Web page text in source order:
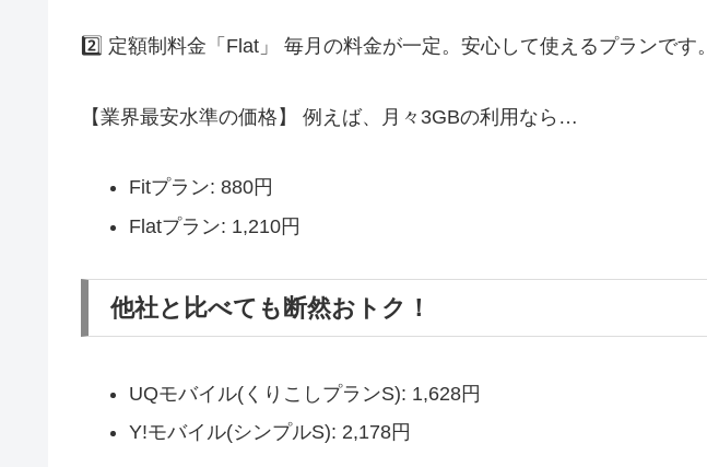
2️⃣ 定額制料金「Flat」 毎月の料金が一定。安心して使えるプランです。
【業界最安水準の価格】 例えば、月々3GBの利用なら…
Fitプラン: 880円
Flatプラン: 1,210円
他社と比べても断然おトク！
UQモバイル(くりこしプランS): 1,628円
Y!モバイル(シンプルS): 2,178円